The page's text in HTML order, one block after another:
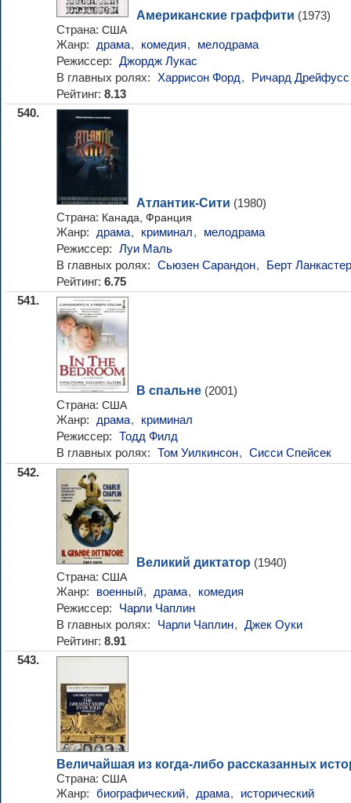
Американские граффити (1973)
Страна: США
Жанр: драма, комедия,
мелодрама
Режиссер: Джордж Лукас
В главных ролях: Харрисон Форд,
Ричард Дрейфусс
Рейтинг: 8.13
540.
Атлантик-Сити (1980)
Страна: Канада, Франция
Жанр: драма, криминал,
мелодрама
Режиссер: Луи Маль
В главных ролях: Сьюзен Сарандон,
Берт Ланкастер
Рейтинг: 6.75
541.
В спальне (2001)
Страна: США
Жанр: драма,
криминал
Режиссер: Тодд Филд
В главных ролях: Том Уилкинсон, Сисси Спейсек
542.
Великий диктатор (1940)
Страна: США
Жанр: военный, драма,
комедия
Режиссер:
Чарли Чаплин
В главных ролях:
Чарли Чаплин, Джек Оуки
Рейтинг: 8.91
543.
Величайшая из когда-либо рассказанных
Страна: США
Жанр: биографический, драма, исторический